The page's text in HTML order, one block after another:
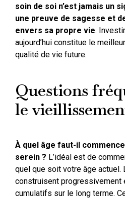
soin de soi n’est jamais un
une preuve de sagesse et
envers sa propre vie.
aujourd’hui constitue le
qualité de vie future.
Questions
le
À quel âge faut-il
serein ? L’idéal est de
quel que soit votre âge
construisent
cumulatifs sur le long terme.